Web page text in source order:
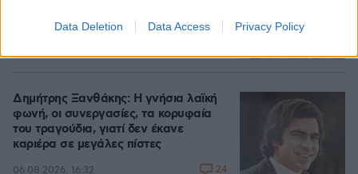
Data Deletion Data Access Privacy Policy
06.08.2026, 16:39 139
Δημήτρης Ξανθάκης: Η γνήσια λαϊκή
φωνή, οι συνεργασίες, τα κορυφαία
του τραγούδια, γιατί δεν έκανε
καριέρα σε μεγάλες πίστες
06.08.2026, 16:32 24